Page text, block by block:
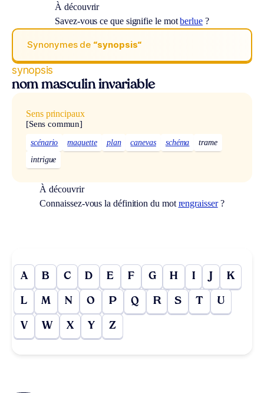
À découvrir
Savez-vous ce que signifie le motberlue?
Synonymes de “synopsis“
synopsis
nom masculin invariable
Sens principaux
[Sens commun]
scénario maquette plan canevas schéma
trame
intrigue
À découvrir
Connaissez-vous la définition du mot rengraisser?
A B C D E F G H I J K
L M N O P Q R S T U
V W X Y Z